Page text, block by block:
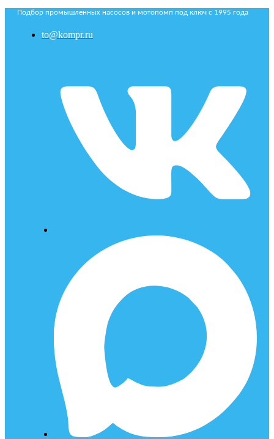
Подбор промышленных насосов и мотопомп под ключ с 1995 года
to@kompr.ru